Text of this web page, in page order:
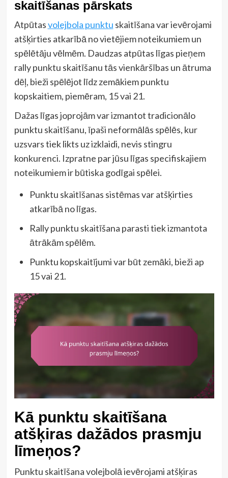
skaitīšanas pārskats
Atpūtasvolejbola punktu skaitīšana var ievērojami
atšķirties atkarībā no vietējiem noteikumiem un
spēlētāju vēlmēm. Daudzas atpūtas līgas pieņem
rally punktu skaitīšanu tās vienkāršības un ātruma
dēļ, bieži spēlējot līdz zemākiem punktu
kopskaitiem, piemēram, 15 vai 21.
Dažas līgas joprojām var izmantot tradicionālo
punktu skaitīšanu, īpaši neformālās spēlēs, kur
uzsvars tiek likts uz izklaidi, nevis stingru
konkurenci. Izpratne par jūsu līgas specifiskajiem
noteikumiem ir būtiska godīgai spēlei.
Punktu skaitīšanas sistēmas var atšķirties
atkarībā no līgas.
Rally punktu skaitīšana parasti tiek izmantota
ātrākām spēlēm.
Punktu kopskaitījumi var būt zemāki, bieži ap
15 vai 21.
Kā punktu skaitīšana
atšķiras dažādos prasmju
līmeņos?
Punktu skaitīšana volejbolā ievērojami atšķiras